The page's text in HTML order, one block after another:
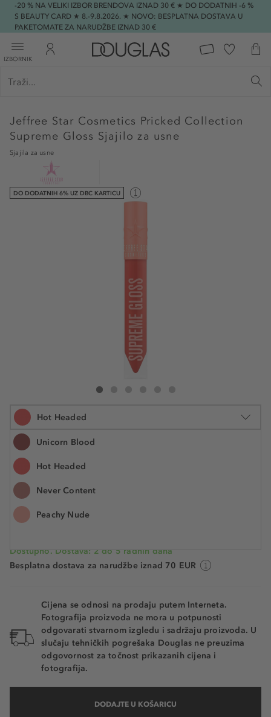
-20 % NA VELIKI IZBOR BRENDOVA IZNAD 30 € ★ DO DODATNIH -6 %
S BEAUTY CARD ★ 8.-9.8.2026. ★ NOVO: BESPLATNA DOSTAVA U
PAKETOMATE ZA NARUDŽBE IZNAD 30 €
IZBORNIK
Jeffree Star Cosmetics Pricked Collection
Supreme Gloss Sjajilo za usne
Sjajila za usne
DO DODATNIH 6% UZ DBC KARTICU
Jeffree Star Cosmetics Pricked Collection Supreme Gloss
Hot Headed
Unicorn Blood
Hot Headed
Never Content
Peachy Nude
5.1 ml
Dostupno. Dostava: 2 do 5 radnih dana
Besplatna dostava za narudžbe iznad 70 EUR
Cijena se odnosi na prodaju putem Interneta.
Fotografija proizvoda ne mora u potpunosti
odgovarati stvarnom izgledu i sadržaju proizvoda. U
slučaju tehničkih pogrešaka Douglas ne preuzima
odgovornost za točnost prikazanih cijena i
fotografija.
DODAJTE U KOŠARICU